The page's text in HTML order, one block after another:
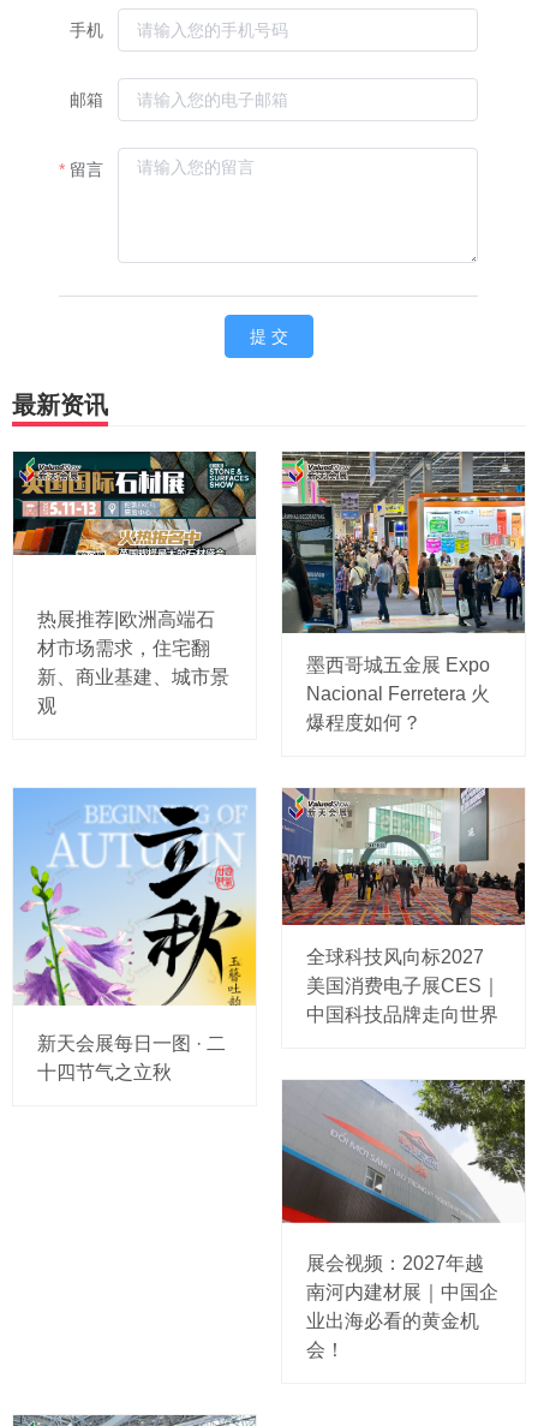
最新资讯
热展推荐|欧洲高端石
材市场需求，住宅翻
新、商业基建、城市景
观
墨西哥城五金展 Expo
Nacional Ferretera 火
爆程度如何？
新天会展每日一图 · 二
十四节气之立秋
全球科技风向标2027
美国消费电子展CES｜
中国科技品牌走向世界
展会视频：2027年越
南河内建材展｜中国企
业出海必看的黄金机
会！